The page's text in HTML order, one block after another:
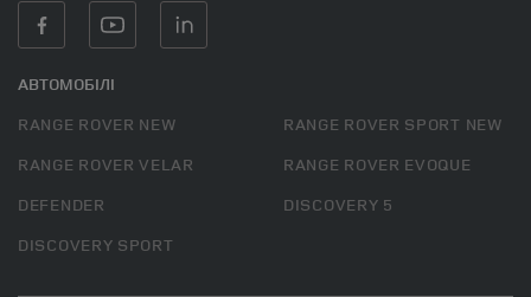
АВТОМОБІЛІ
RANGE ROVER NEW
RANGE ROVER SPORT NEW
RANGE ROVER VELAR
RANGE ROVER EVOQUE
DEFENDER
DISCOVERY 5
DISCOVERY SPORT